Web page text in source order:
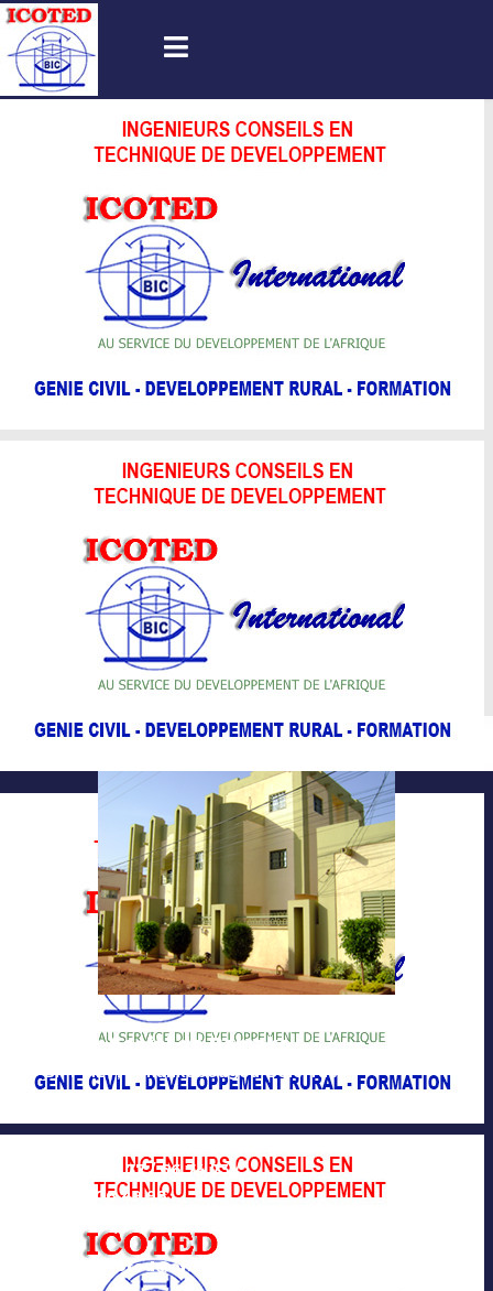
Siège Social de Bamako
BP : 7121 ; Banankabougou-Bolé, rue
/ 78 46 15 77 / 66 74 73 /
20 76 06 49 98
Email: icoted@afribonemali.net